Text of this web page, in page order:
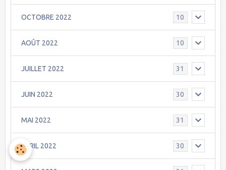
OCTOBRE 2022 10
AOÛT 2022 10
JUILLET 2022 31
JUIN 2022 30
MAI 2022 31
AVRIL 2022 30